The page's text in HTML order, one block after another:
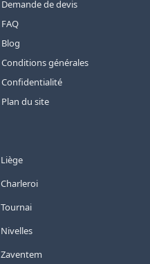
Demande de devis
FAQ
Blog
Conditions générales
Confidentialité
Plan du site
Liège
Charleroi
Tournai
Nivelles
Zaventem